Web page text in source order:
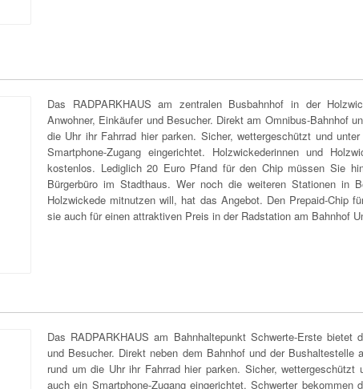
Das RADPARKHAUS am zentralen Busbahnhof in der
Anwohner, Einkäufer und Besucher. Direkt am Omnibus-Bahnhof
die Uhr ihr Fahrrad hier parken. Sicher, wettergeschützt und
Smartphone-Zugang eingerichtet. Holzwickederinnen und
kostenlos. Lediglich 20 Euro Pfand für den Chip müssen Sie
Bürgerbüro im Stadthaus. Wer noch die weiteren Stationen in
Holzwickede mitnutzen will, hat das Angebot. Den Prepaid-Chip
sie auch für einen attraktiven Preis in der Radstation am Bahnhof
Das RADPARKHAUS am Bahnhaltepunkt Schwerte-Erste bietet
und Besucher. Direkt neben dem Bahnhof und der Bushaltestelle
rund um die Uhr ihr Fahrrad hier parken. Sicher,
auch ein Smartphone-Zugang eingerichtet. Schwerter